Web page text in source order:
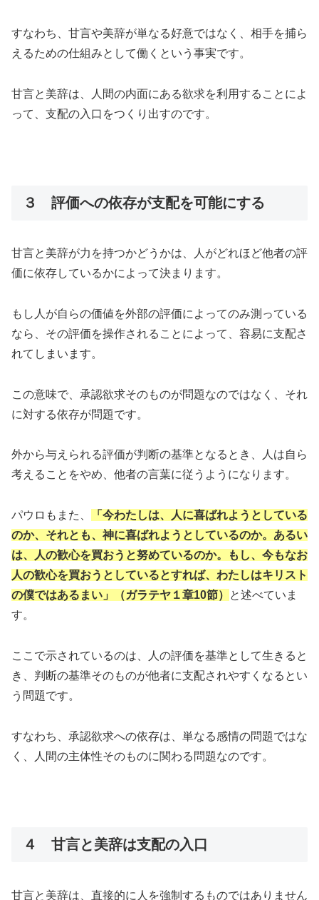
すなわち、甘言や美辞が単なる好意ではなく、相手を捕ら
えるための仕組みとして働くという事実です。
甘言と美辞は、人間の内面にある欲求を利用することによ
って、支配の入口をつくり出すのです。
３ 評価への依存が支配を可能にする
甘言と美辞が力を持つかどうかは、人がどれほど他者の評
価に依存しているかによって決まります。
もし人が自らの価値を外部の評価によってのみ測っている
なら、その評価を操作されることによって、容易に支配さ
れてしまいます。
この意味で、承認欲求そのものが問題なのではなく、それ
に対する依存が問題です。
外から与えられる評価が判断の基準となるとき、人は自ら
考えることをやめ、他者の言葉に従うようになります。
パウロもまた、
「今わたしは、人に喜ばれようとしている
のか、それとも、神に喜ばれようとしているのか。あるい
は、人の歓心を買おうと努めているのか。もし、今もなお
人の歓心を買おうとしているとすれば、わたしはキリスト
の僕ではあるまい」（ガラテヤ１章10節）
と述べていま
す。
ここで示されているのは、人の評価を基準として生きると
き、判断の基準そのものが他者に支配されやすくなるとい
う問題です。
すなわち、承認欲求への依存は、単なる感情の問題ではな
く、人間の主体性そのものに関わる問題なのです。
４ 甘言と美辞は支配の入口
甘言と美辞は、直接的に人を強制するものではありません